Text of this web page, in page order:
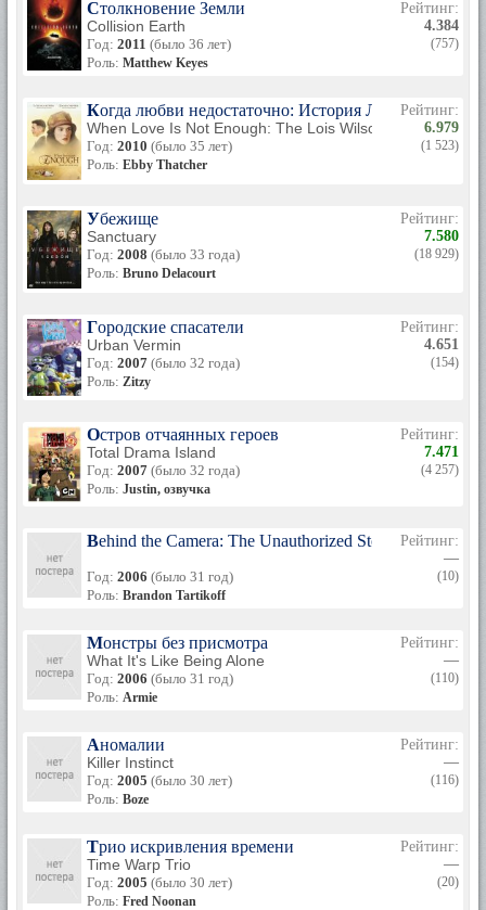
Столкновение Земли
Collision Earth
Год: 2011 (было 36 лет)
Роль: Matthew Keyes
Рейтинг:
4.384
(757)
Когда любви недостаточно: История Лоис Уилсон
When Love Is Not Enough: The Lois Wilson Story
Год: 2010 (было 35 лет)
Роль: Ebby Thatcher
Рейтинг:
6.979
(1 523)
Убежище
Sanctuary
Год: 2008 (было 33 года)
Роль: Bruno Delacourt
Рейтинг:
7.580
(18 929)
Городские спасатели
Urban Vermin
Год: 2007 (было 32 года)
Роль: Zitzy
Рейтинг:
4.651
(154)
Остров отчаянных героев
Total Drama Island
Год: 2007 (было 32 года)
Роль: Justin, озвучка
Рейтинг:
7.471
(4 257)
Behind the Camera: The Unauthorized Story of 'Diff'rent
Год: 2006 (было 31 год)
Роль: Brandon Tartikoff
Рейтинг:
—
(10)
Монстры без присмотра
What It's Like Being Alone
Год: 2006 (было 31 год)
Роль: Armie
Рейтинг:
—
(110)
Аномалии
Killer Instinct
Год: 2005 (было 30 лет)
Роль: Boze
Рейтинг:
—
(116)
Трио искривления времени
Time Warp Trio
Год: 2005 (было 30 лет)
Роль: Fred Noonan
Рейтинг:
—
(20)